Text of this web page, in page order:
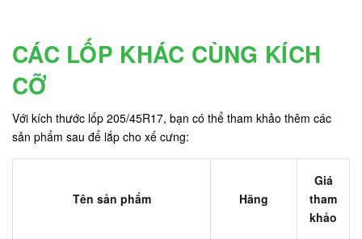
CÁC LỐP KHÁC CÙNG KÍCH
CỠ
Với kích thước lốp 205/45R17, bạn có thể tham khảo thêm các
sản phẩm sau để lắp cho xế cưng:
Tên sản phẩm Hãng
Giá
tham
khảo